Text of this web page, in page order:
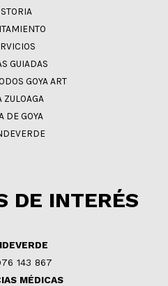
GUIADAS
GOYA ART
ZULOAGA
DE GOYA
DE INTERÉS
143 867
MÉDICAS